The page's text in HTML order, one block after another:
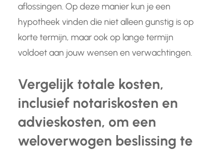
aflossingen. Op deze manier kun je een
hypotheek vinden die niet alleen gunstig is op
korte termijn, maar ook op lange termijn
voldoet aan jouw wensen en verwachtingen.
Vergelijk totale kosten,
inclusief notariskosten en
advieskosten, om een
weloverwogen beslissing te